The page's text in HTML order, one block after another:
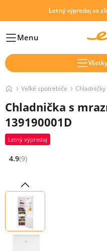
Letný výpredaj so
HlavníMenu
Veľké spotrebiče
Chladnička s
139190001D
Letný výpredaj
Hodnocení: 4.9 z 5 (9 recenzí)
4.9(9)